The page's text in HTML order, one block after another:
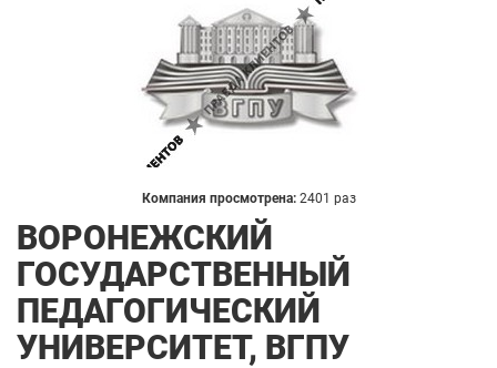
Компания просмотрена: 2401 раз
ВОРОНЕЖСКИЙ
ГОСУДАРСТВЕННЫЙ
ПЕДАГОГИЧЕСКИЙ
УНИВЕРСИТЕТ, ВГПУ